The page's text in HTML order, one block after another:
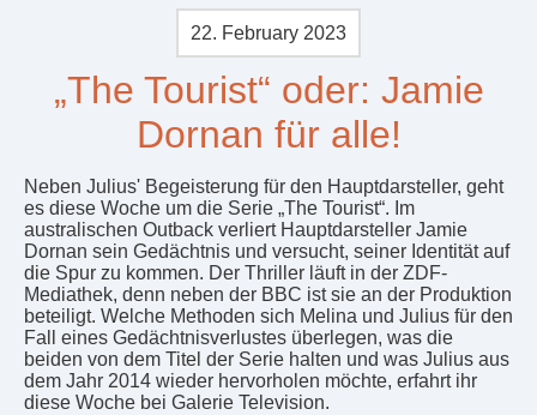
22. February 2023
„The Tourist“ oder: Jamie
Dornan für alle!
Neben Julius' Begeisterung für den Hauptdarsteller, geht
es diese Woche um die Serie „The Tourist“. Im
australischen Outback verliert Hauptdarsteller Jamie
Dornan sein Gedächtnis und versucht, seiner Identität auf
die Spur zu kommen. Der Thriller läuft in der ZDF-
Mediathek, denn neben der BBC ist sie an der Produktion
beteiligt. Welche Methoden sich Melina und Julius für den
Fall eines Gedächtnisverlustes überlegen, was die
beiden von dem Titel der Serie halten und was Julius aus
dem Jahr 2014 wieder hervorholen möchte, erfahrt ihr
diese Woche bei Galerie Television.